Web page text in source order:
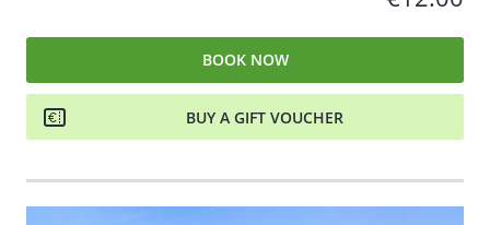
BOOK NOW
BUY A GIFT VOUCHER